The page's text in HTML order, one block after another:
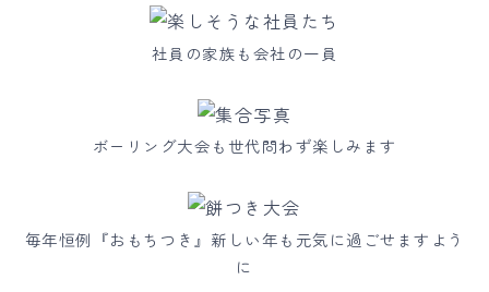
社員の家族も会社の一員
ボーリング大会も世代問わず楽しみます
毎年恒例『おもちつき』新しい年も元気に過ごせますよう
に